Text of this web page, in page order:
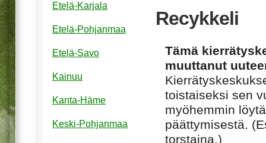
Recykkeli
Tämä
muuttanut
toistaiseksi sen
myöhemmin
päättymisestä.
torstaina.)
Etelä-Karjala
Etelä-Pohjanmaa
Etelä-Savo
Kainuu
Kanta-Häme
Keski-Pohjanmaa